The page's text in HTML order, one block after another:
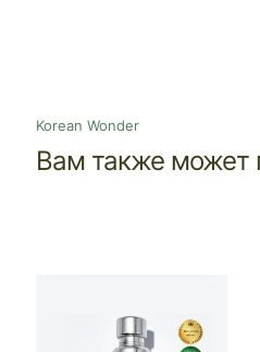
Korean Wonder
Вам также может